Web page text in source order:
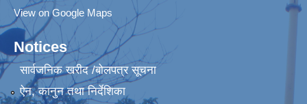
View on Google Maps
Notices
सार्वजनिक खरीद /बोलपत्र सूचना
ऐन, कानुन तथा निर्देशिका